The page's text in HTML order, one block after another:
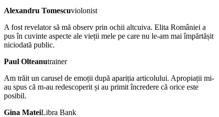
Alexandru Tomescuviolonist
A fost revelator să mă observ prin ochii altcuiva. Elita României a
pus în cuvinte aspecte ale vieții mele pe care nu le-am mai împărtășit
niciodată public.
Paul Olteanutrainer
Am trăit un carusel de emoții după apariția articolului. Apropiații mi-
au spus că m-au redescoperit și au primit încredere că orice este
posibil.
Gina MateiLibra Bank